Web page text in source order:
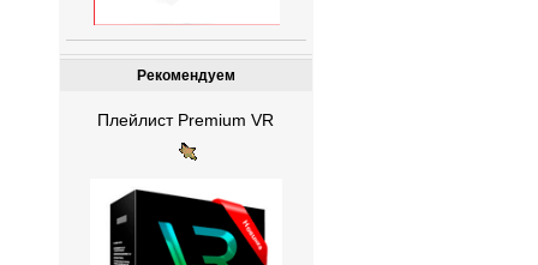
Рекомендуем
Плейлист Premium VR